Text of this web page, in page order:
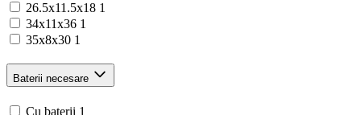
26.5x11.5x18 1
34x11x36 1
35x8x30 1
Baterii necesare
Cu baterii 1